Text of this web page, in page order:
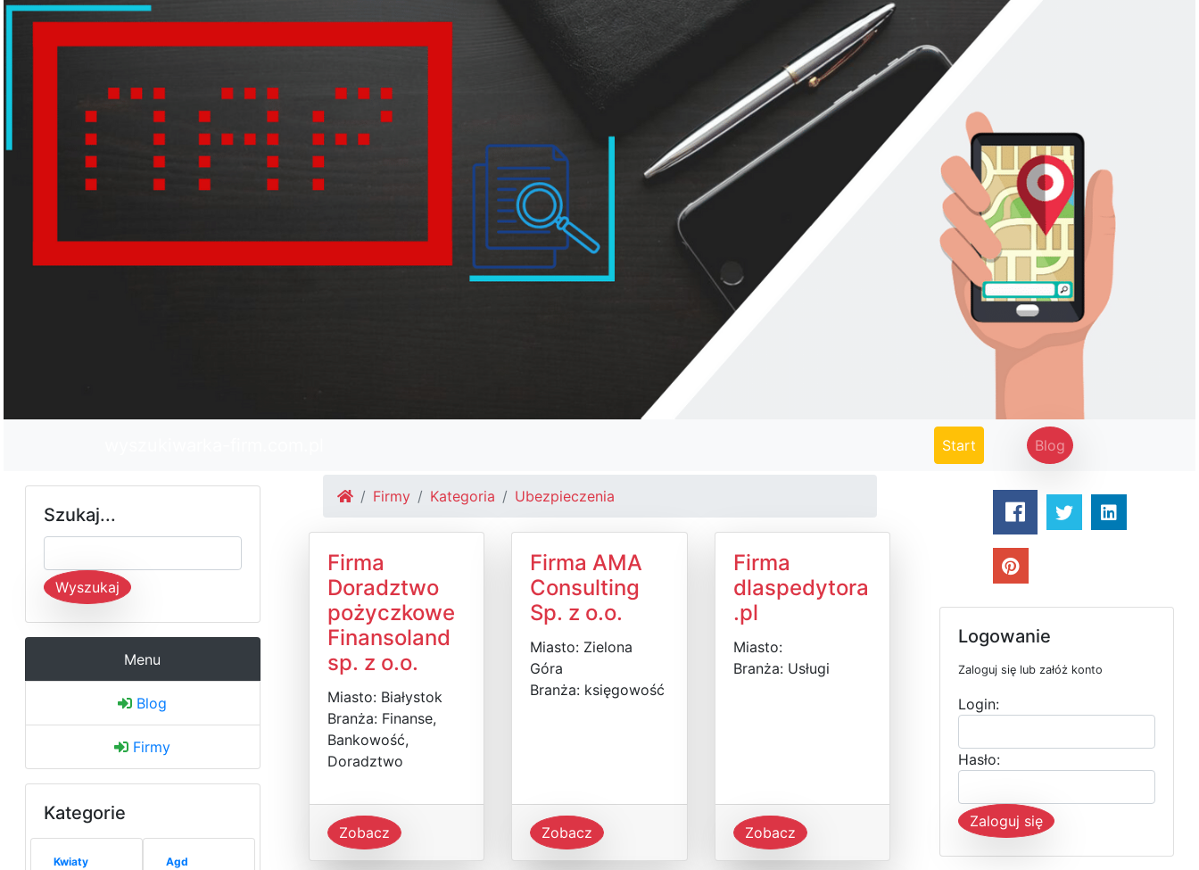
Start (current) Blog
Szukaj...
Wyszukaj
Menu
Blog
Firmy
Kategorie
Kwiaty Agd
Firmy Kategoria Ubezpieczenia
Firma
Doradztwo
pożyczkowe
Finansoland
sp. z o.o.
Miasto: Białystok
Branża: Finanse,
Bankowość,
Doradztwo
Zobacz
Firma AMA
Consulting
Sp. z o.o.
Miasto: Zielona
Góra
Branża: księgowość
Zobacz
Firma
dlaspedytora
.pl
Miasto:
Branża: Usługi
Zobacz
Logowanie
Zaloguj się lub załóż konto
Login:
Hasło:
Zaloguj się